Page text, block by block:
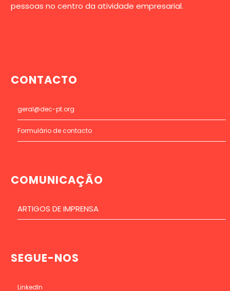
pessoas no centro da atividade empresarial.
CONTACTO
geral@dec-pt.org
Formulário de contacto
COMUNICAÇÃO
ARTIGOS DE IMPRENSA
SEGUE-NOS
LinkedIn